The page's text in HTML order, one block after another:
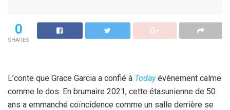
0
SHARES
L’conte que Grace Garcia a confié à Todayévènement calme
comme le dos. En brumaire 2021, cette étasunienne de 50
ans a emmanché coïncidence comme un salle derrière se